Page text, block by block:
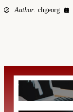
Author: chgeorg